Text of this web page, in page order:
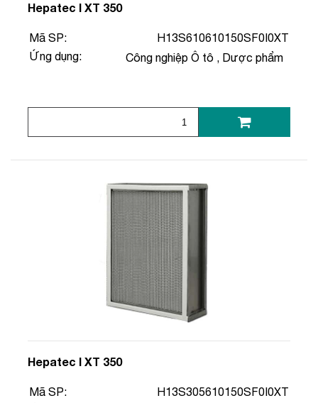
Hepatec I XT 350
Mã SP:
H13S610610150SF0I0XT
Ứng dụng:
Công nghiệp Ô tô , Dược phẩm
Hepatec I XT 350
Mã SP:
H13S305610150SF0I0XT